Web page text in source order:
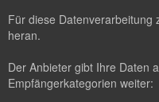
Für diese Datenverarbeitung
heran.
Der Anbieter gibt Ihre Daten
Empfängerkategorien weiter: